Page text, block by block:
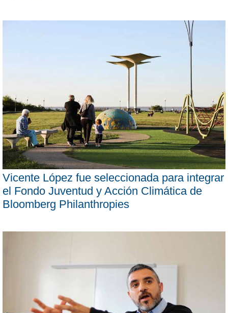
Vicente López fue seleccionada para integrar
el Fondo Juventud y Acción Climática de
Bloomberg Philanthropies